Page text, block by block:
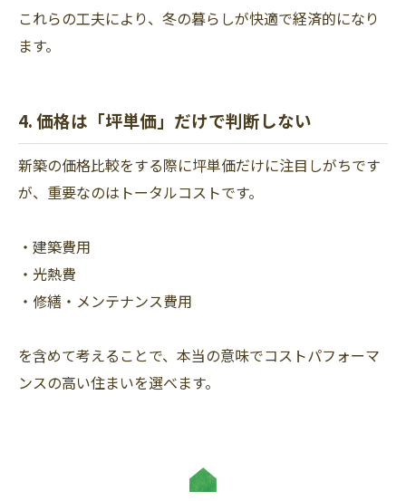
これらの工夫により、冬の暮らしが快適で経済的になり
ます。
4. 価格は「坪単価」だけで判断しない
新築の価格比較をする際に坪単価だけに注目しがちです
が、重要なのはトータルコストです。
・建築費用
・光熱費
・修繕・メンテナンス費用
を含めて考えることで、本当の意味でコストパフォーマ
ンスの高い住まいを選べます。